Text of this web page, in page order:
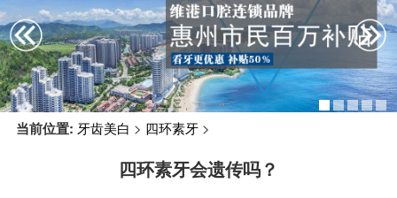
医院简介hospital introduction
医师介绍doctor introduction
医疗新闻medical news
微信预约
WhatsApp预约
当前位置: 牙齿美白 > 四环素牙>
四环素牙会遗传吗？